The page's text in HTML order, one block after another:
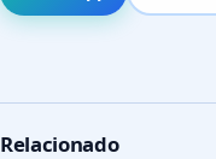
Relacionado